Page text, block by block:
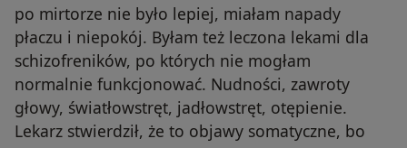
po mirtorze nie było lepiej, miałam napady
płaczu i niepokój. Byłam też leczona lekami dla
schizofreników, po których nie mogłam
normalnie funkcjonować. Nudności, zawroty
głowy, światłowstręt, jadłowstręt, otępienie.
Lekarz stwierdził, że to objawy somatyczne, bo